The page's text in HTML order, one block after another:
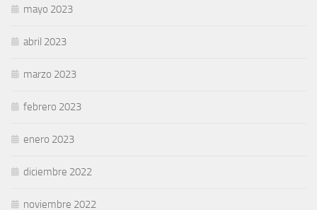
mayo 2023
abril 2023
marzo 2023
febrero 2023
enero 2023
diciembre 2022
noviembre 2022